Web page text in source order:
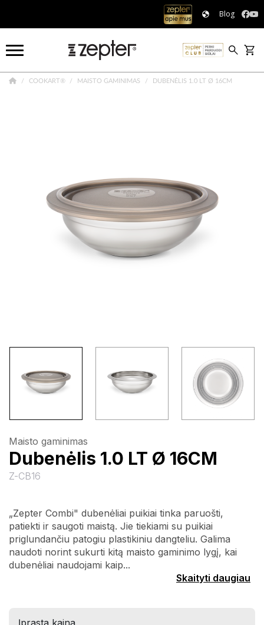
Blog
COOKART® MAISTO GAMINIMAS DUBENĖLIS 1.0 LT Ø 16CM
Maisto gaminimas
Dubenėlis 1.0 LT Ø 16CM
Z-CB16
„Zepter Combi" dubenėliai puikiai tinka paruošti,
patiekti ir saugoti maistą. Jie tiekiami su puikiai
priglundančiu patogiu plastikiniu dangteliu. Galima
naudoti norint sukurti kitą maisto gaminimo lygį, kai
dubenėliai naudojami kaip...
Skaityti daugiau
Įprasta kaina